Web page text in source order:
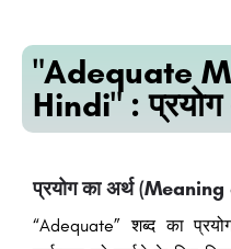
"Adequate
Hindi" :
प्रयोग का अर्थ
“Adequate” शब्द का